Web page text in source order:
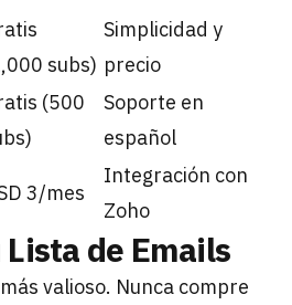
subs)
Simplicidad y
precio
(500
Soporte en
español
3/mes
Integración con
Zoho
de Emails
valioso. Nunca compre